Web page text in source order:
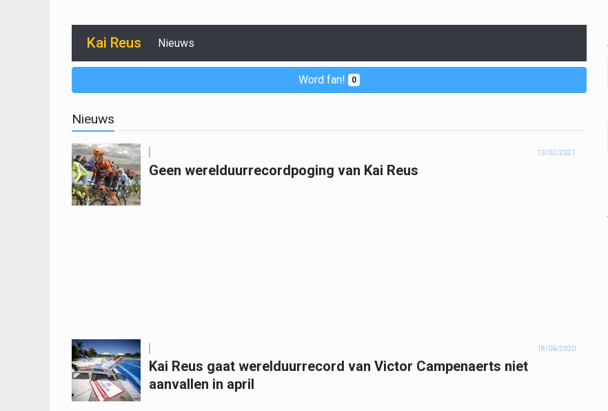
Kai Reus Nieuws
Word fan! 0
Nieuws
13/02/2021
Geen werelduurrecordpoging van Kai Reus
18/06/2020
Kai Reus gaat werelduurrecord van Victor Campenaerts niet
aanvallen in april